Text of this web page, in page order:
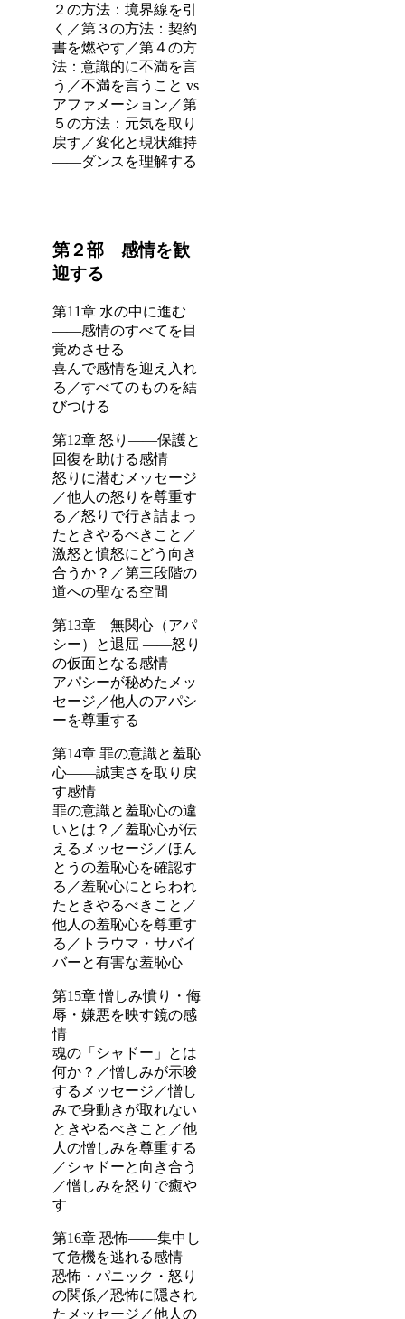
２の方法：境界線を引
く／第３の方法：契約
書を燃やす／第４の方
法：意識的に不満を言
う／不満を言うこと vs
アファメーション／第
５の方法：元気を取り
戻す／変化と現状維持
――ダンスを理解する
第２部 感情を歓
迎する
第11章 水の中に進む
――感情のすべてを目
覚めさせる
喜んで感情を迎え入れ
る／すべてのものを結
びつける
第12章 怒り――保護と
回復を助ける感情
怒りに潜むメッセージ
／他人の怒りを尊重す
る／怒りで行き詰まっ
たときやるべきこと／
激怒と憤怒にどう向き
合うか？／第三段階の
道への聖なる空間
第13章 無関心（アパ
シー）と退屈 ――怒り
の仮面となる感情
アパシーが秘めたメッ
セージ／他人のアパシ
ーを尊重する
第14章 罪の意識と羞恥
心――誠実さを取り戻
す感情
罪の意識と羞恥心の違
いとは？／羞恥心が伝
えるメッセージ／ほん
とうの羞恥心を確認す
る／羞恥心にとらわれ
たときやるべきこと／
他人の羞恥心を尊重す
る／トラウマ・サバイ
バーと有害な羞恥心
第15章 憎しみ憤り・侮
辱・嫌悪を映す鏡の感
情
魂の「シャドー」とは
何か？／憎しみが示唆
するメッセージ／憎し
みで身動きが取れない
ときやるべきこと／他
人の憎しみを尊重する
／シャドーと向き合う
／憎しみを怒りで癒や
す
第16章 恐怖――集中し
て危機を逃れる感情
恐怖・パニック・怒り
の関係／恐怖に隠され
たメッセージ／他人の